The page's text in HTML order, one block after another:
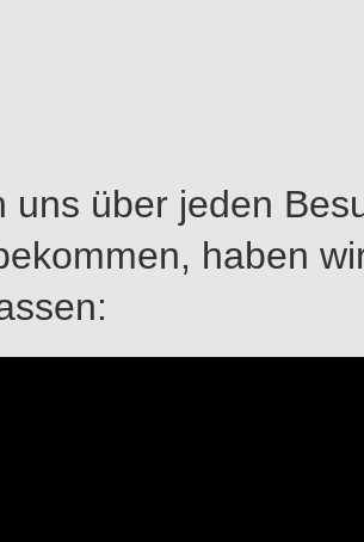
uns über jeden
haben